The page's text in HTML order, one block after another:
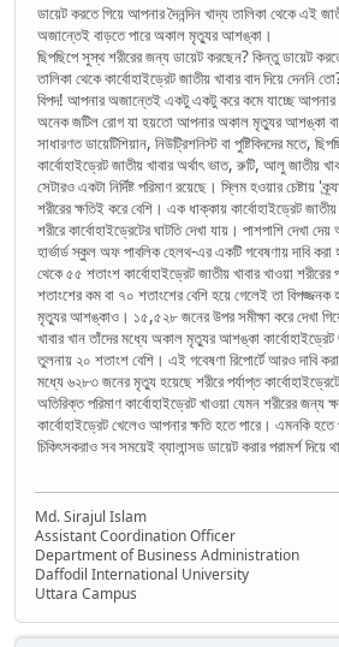
ডায়েট করতে গিয়ে আপনার দৈনন্দিন খাদ্য তালিকা থেকে এই
অজান্তেই বাড়তে পারে অকাল মৃত্যুর আশঙ্কা।
ছিপছিপে সুস্থ শরীরের জন্য ডায়েট করছেন? কিন্তু ডায়েট
তালিকা থেকে কার্বোহাইড্রেট জাতীয় খাবার বাদ দিয়ে দেননি
বিপদ! আপনার অজান্তেই একটু একটু করে কমে যাচ্ছে আপনার
অনেক জটিল রোগ যা হয়তো আপনার অকাল মৃত্যুর আশঙ্কা
সাধারণত ডায়েটিশিয়ান, নিউট্রিশনিস্ট বা পুষ্টিবিদদের মতে,
কার্বোহাইড্রেট জাতীয় খাবার অর্থাৎ ভাত, রুটি, আলু জাতীয়
সেটারও একটা নির্দিষ্ট পরিমাণ রয়েছে। স্লিম হওয়ার চেষ্টায়
শরীরের ক্ষতিই করে বেশি। এক ধাক্কায় কার্বোহাইড্রেট
শরীরে কার্বোহাইড্রেটের ঘাটতি দেখা যায়। পাশপাশি দেখা
হার্ভার্ড স্কুল অফ পাবলিক হেলথ-এর একটি গবেষণায় দাবি
থেকে ৫৫ শতাংশ কার্বোহাইড্রেট জাতীয় খাবার খাওয়া
শতাংশের কম বা ৭০ শতাংশের বেশি হয়ে গেলেই তা
মৃত্যুর আশঙ্কাও। ১৫,৫২৮ জনের উপর সমীক্ষা করে দেখা
খাবার খান তাঁদের মধ্যে অকাল মৃত্যুর আশঙ্কা কার্বোহাইড্রেট
তুলনায় ২০ শতাংশ বেশি। এই গবেষণা রিপোর্টে আরও দাবি
মধ্যে ৬২৮৩ জনের মৃত্যু হয়েছে শরীরে পর্যাপ্ত
অতিরিক্ত পরিমাণ কার্বোহাইড্রেট খাওয়া যেমন শরীরের জন্য
কার্বোহাইড্রেট খেলেও আপনার ক্ষতি হতে পারে। এমনকি
চিকিৎসকরাও সব সময়েই ব্যালান্সড ডায়েট করার পরামর্শ দিয়ে
Md. Sirajul Islam
Assistant Coordination Officer
Department of Business Administration
Daffodil International University
Uttara Campus